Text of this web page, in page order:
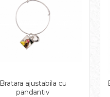
Bratara ajustabila cu
pandantiv